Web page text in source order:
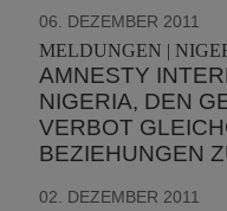
06. DEZEMBER 2011
MELDUNGEN |
AMNESTY
NIGERIA, DEN
VERBOT
BEZIEHUNGEN
02. DEZEMBER 2011